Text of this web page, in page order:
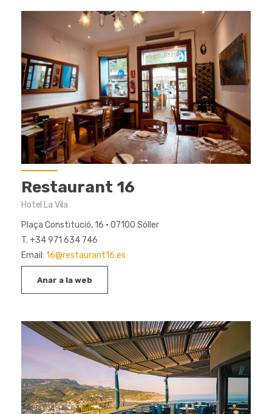
Restaurant 16
Hotel La Vila
Plaça Constitució, 16 · 07100 Sóller
T. +34 971 634 746
Email: 16@restaurant16.es
Anar a la web